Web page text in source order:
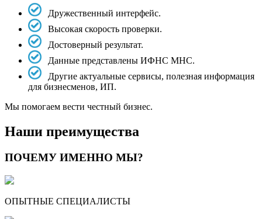
Дружественный интерфейс.
Высокая скорость проверки.
Достоверный результат.
Данные представлены ИФНС МНС.
Другие актуальные сервисы, полезная информация
для бизнесменов, ИП.
Мы помогаем вести честный бизнес.
Наши преимущества
ПОЧЕМУ ИМЕННО МЫ?
ОПЫТНЫЕ СПЕЦИАЛИСТЫ